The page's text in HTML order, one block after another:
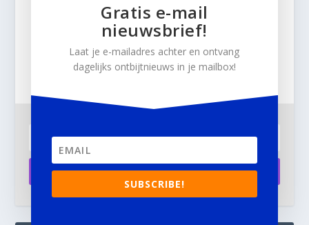
Gratis
e-mail nieuwsbrief!
Laat je e-mailadres achter en ontvang dagelijks
ontbijtnieuws in je mailbox.
Aanmelden
Gratis e-mail
nieuwsbrief!
Laat je e-mailadres achter en ontvang
dagelijks ontbijtnieuws in je mailbox!
SUBSCRIBE!